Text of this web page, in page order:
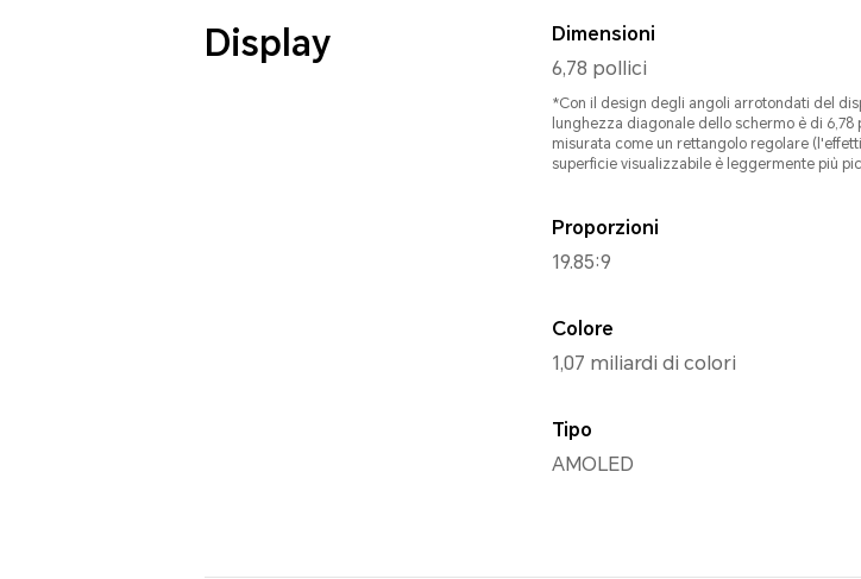
Display
Dimensioni
6,78 pollici
*Con il design degli angoli arrotondati del
lunghezza diagonale dello schermo è di 6,78
misurata come un rettangolo regolare
superficie visualizzabile è leggermente più
Proporzioni
19.85:9
Colore
1,07 miliardi di colori
Tipo
AMOLED